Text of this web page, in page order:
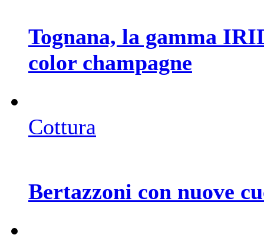
Tognana, la gamma
color champagne
Cottura
Bertazzoni con nuove